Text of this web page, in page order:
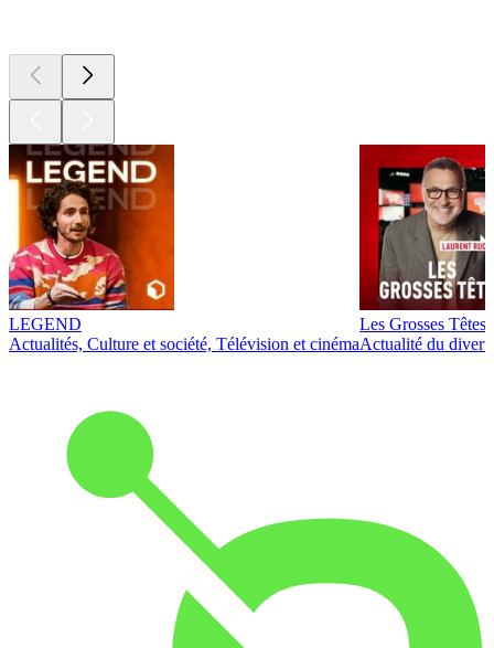
LEGEND
Actualités, Culture et société, Télévision et cinéma
Les Grosses Têtes
Actualité du